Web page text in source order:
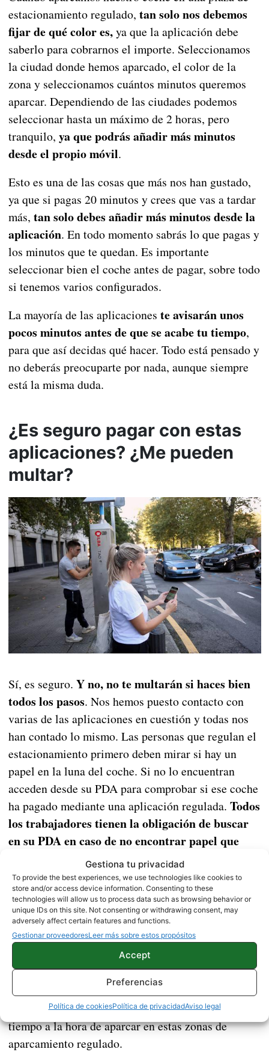
Gestiona tu privacidad
To provide the best experiences, we use technologies like cookies to
store and/or access device information. Consenting to these
technologies will allow us to process data such as browsing behavior or
unique IDs on this site. Not consenting or withdrawing consent, may
adversely affect certain features and functions.
Gestionar proveedoresLeer más sobre estos propósitos
Accept
Preferencias
Política de cookiesPolítica de privacidadAviso legal
estacionamiento regulado, tan solo nos debemos
fijar de qué color es,ya que la aplicación debe
saberlo para cobrarnos el importe. Seleccionamos
la ciudad donde hemos aparcado, el color de la
zona y seleccionamos cuántos minutos queremos
aparcar. Dependiendo de las ciudades podemos
seleccionar hasta un máximo de 2 horas, pero
tranquilo, ya que podrás añadir más minutos
desde el propio móvil.
Esto es una de las cosas que más nos han gustado,
ya que si pagas 20 minutos y crees que vas a tardar
más, tan solo debes añadir más minutos desde la
aplicación. En todo momento sabrás lo que pagas y
los minutos que te quedan. Es importante
seleccionar bien el coche antes de pagar, sobre todo
si tenemos varios configurados.
La mayoría de las aplicaciones te avisarán unos
pocos minutos antes de que se acabe tu tiempo,
para que así decidas qué hacer. Todo está pensado y
no deberás preocuparte por nada, aunque siempre
está la misma duda.
¿Es seguro pagar con estas
aplicaciones? ¿Me pueden
multar?
Sí, es seguro. Y no, no te multarán si haces bien
todos los pasos. Nos hemos puesto contacto con
varias de las aplicaciones en cuestión y todas nos
han contado lo mismo. Las personas que regulan el
estacionamiento primero deben mirar si hay un
papel en la luna del coche. Si no lo encuentran
acceden desde su PDA para comprobar si ese coche
ha pagado mediante una aplicación regulada. Todos
los trabajadores tienen la obligación de buscar
en su PDA en caso de no encontrar papel que
justifique el pago, por lo que verán que has pagado
a través de una aplicación y no tendrás ninguna
multa.
Nosotros llevamos más de un mes utilizando estas
aplicaciones yen ningún caso hemos tenido
. Podemos decir que es
completamente seguro y que si haces bien el
proceso de seleccionar la zona e introducir los
datos del coche correctamente, te ahorras mucho
tiempo a la hora de aparcar en estas zonas de
aparcamiento regulado.